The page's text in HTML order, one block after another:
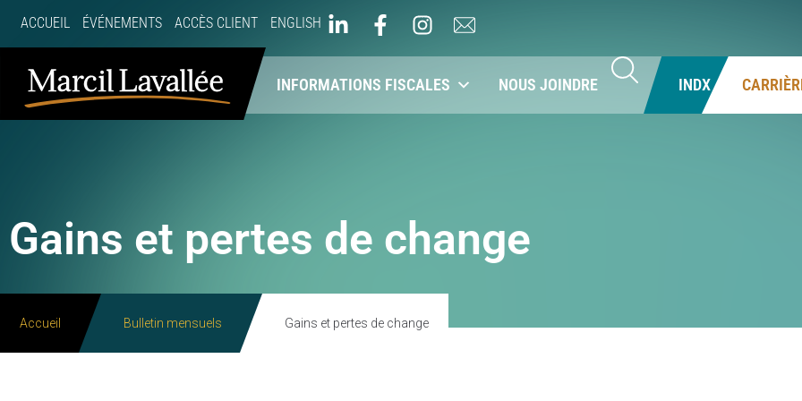
ACCUEIL ÉVÉNEMENTS ACCÈS CLIENT ENGLISH
À PROPOS NOS SERVICES INFORMATIONS FISCALES NOUS JOINDRE INDX
Gains et pertes de change
Accueil Bulletin mensuels Gains et pertes de change